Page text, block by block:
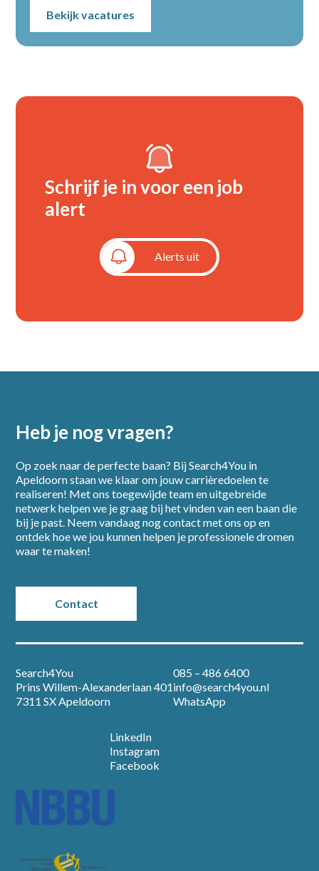
Bekijk vacatures
Schrijf je in voor een job
alert
Alerts uit
Heb je nog vragen?
Op zoek naar de perfecte baan? Bij Search4You in
Apeldoorn staan we klaar om jouw carrièredoelen te
realiseren! Met ons toegewijde team en uitgebreide
netwerk helpen we je graag bij het vinden van een baan die
bij je past. Neem vandaag nog contact met ons op en
ontdek hoe we jou kunnen helpen je professionele dromen
waar te maken!
Contact
Search4You
Prins Willem-Alexanderlaan 401
7311 SX Apeldoorn
085 – 486 6400
info@search4you.nl
WhatsApp
LinkedIn
Instagram
Facebook